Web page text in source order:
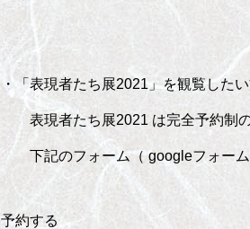
・「表現者たち展2021」を観覧した
表現者たち展2021 は完全予約制の
下記のフォーム（ googleフォーム
予約する